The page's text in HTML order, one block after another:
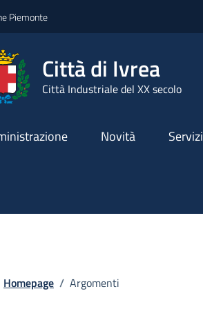
Piemonte
Città di Ivrea
Città Industriale del XX secolo
Novità Servizi
Homepage / Argomenti